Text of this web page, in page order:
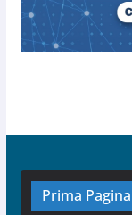
Prima Pagina